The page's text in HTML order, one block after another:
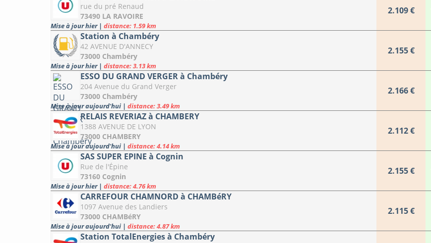
rue du pré Renaud
73490 LA RAVOIRE
Mise à jour hier | distance: 1.59 km
2.109 €
Station à Chambéry
42 AVENUE D'ANNECY
73000 Chambéry
Mise à jour hier | distance: 3.13 km
2.155 €
ESSO DU GRAND VERGER à Chambéry
204 Avenue du Grand Verger
73000 Chambéry
Mise à jour aujourd'hui | distance: 3.49 km
2.166 €
RELAIS REVERIAZ à CHAMBERY
1388 AVENUE DE LYON
73000 CHAMBERY
Mise à jour aujourd'hui | distance: 4.14 km
2.112 €
SAS SUPER EPINE à Cognin
Rue de l'Épine
73160 Cognin
Mise à jour hier | distance: 4.76 km
2.155 €
CARREFOUR CHAMNORD à CHAMBéRY
1097 Avenue des Landiers
73000 CHAMBéRY
Mise à jour aujourd'hui | distance: 4.87 km
2.115 €
Station TotalEnergies à Chambéry